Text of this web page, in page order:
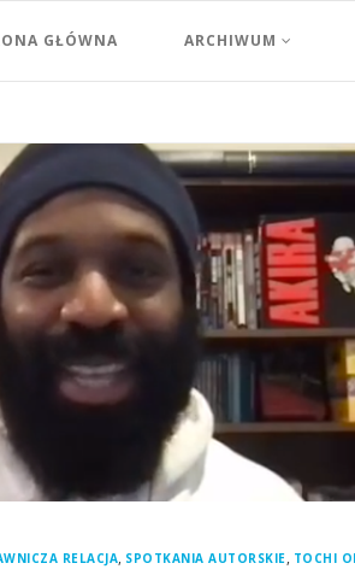
GŁÓWNA ARCHIWUM
RELACJA, SPOTKANIA AUTORSKIE, TOCHI